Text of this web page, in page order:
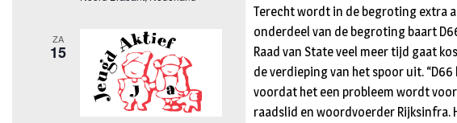
Terecht wordt in de begroting extra
onderdeel van de begroting baart
Raad van State veel meer tijd gaat
de verdieping van het spoor uit.
voordat het een probleem wordt
raadslid en woordvoerder